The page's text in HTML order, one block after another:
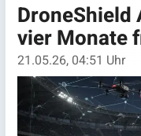
vier Monate
21.05.26, 04:51 Uhr